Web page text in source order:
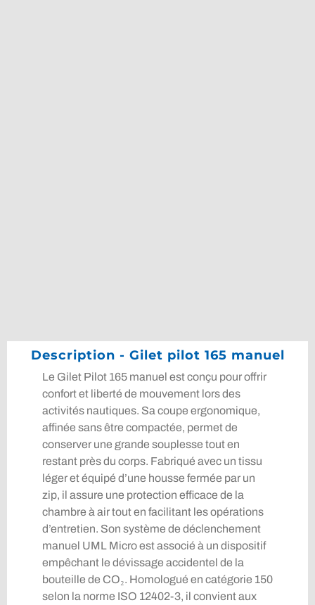
Description - Gilet pilot 165 manuel
Le Gilet Pilot 165 manuel est conçu pour offrir
confort et liberté de mouvement lors des
activités nautiques. Sa coupe ergonomique,
affinée sans être compactée, permet de
conserver une grande souplesse tout en
restant près du corps. Fabriqué avec un tissu
léger et équipé d’une housse fermée par un
zip, il assure une protection efficace de la
chambre à air tout en facilitant les opérations
d’entretien. Son système de déclenchement
manuel UML Micro est associé à un dispositif
empêchant le dévissage accidentel de la
bouteille de CO₂. Homologué en catégorie 150
selon la norme ISO 12402-3, il convient aux